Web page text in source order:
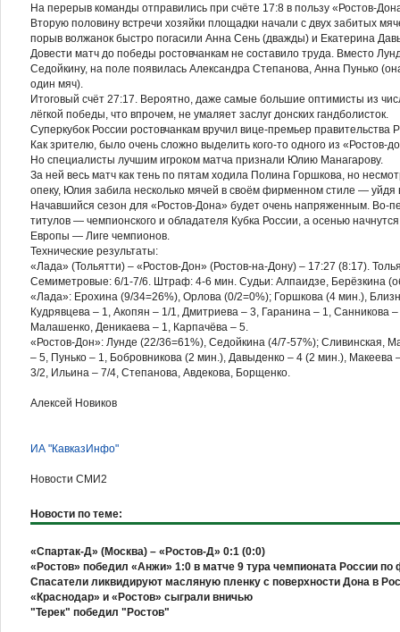
На перерыв команды отправились при счёте 17:8 в пользу «Ростов-
Вторую половину встречи хозяйки площадки начали с двух забитых
порыв волжанок быстро погасили Анна Сень (дважды) и Екатерина
Довести матч до победы ростовчанкам не составило труда. Вместо
Седойкину, на поле появилась Александра Степанова, Анна Пунько
один мяч).
Итоговый счёт 27:17. Вероятно, даже самые большие оптимисты из
лёгкой победы, что впрочем, не умаляет заслуг донских гандболисток.
Суперкубок России ростовчанкам вручил вице-премьер правительства
Как зрителю, было очень сложно выделить кого-то одного из «Ростов-
Но специалисты лучшим игроком матча признали Юлию Манагарову.
За ней весь матч как тень по пятам ходила Полина Горшкова, но
опеку, Юлия забила несколько мячей в своём фирменном стиле — уйдя
Начавшийся сезон для «Ростов-Дона» будет очень напряженным. Во-
титулов — чемпионского и обладателя Кубка России, а осенью
Европы — Лиге чемпионов.
Технические результаты:
«Лада» (Тольятти) – «Ростов-Дон» (Ростов-на-Дону) – 17:27 (8:17).
Семиметровые: 6/1-7/6. Штраф: 4-6 мин. Судьи: Алпаидзе, Берёзкина
«Лада»: Ерохина (9/34=26%), Орлова (0/2=0%); Горшкова (4 мин.),
Кудрявцева – 1, Акопян – 1/1, Дмитриева – 3, Гаранина – 1, Санникова
Малашенко, Деникаева – 1, Карпачёва – 5.
«Ростов-Дон»: Лунде (22/36=61%), Седойкина (4/7-57%); Сливинская,
– 5, Пунько – 1, Бобровникова (2 мин.), Давыденко – 4 (2 мин.), Макеева
3/2, Ильина – 7/4, Степанова, Авдекова, Борщенко.
Алексей Новиков
ИА "КавказИнфо"
Новости СМИ2
Новости по теме:
«Спартак-Д» (Москва) – «Ростов-Д» 0:1 (0:0)
«Ростов» победил «Анжи» 1:0 в матче 9 тура чемпионата России по
Спасатели ликвидируют масляную пленку с поверхности Дона в
«Краснодар» и «Ростов» сыграли вничью
"Терек" победил "Ростов"